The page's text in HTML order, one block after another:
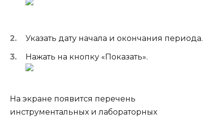
Указать дату начала и окончания периода.
Нажать на кнопку «Показать».
На экране появится перечень
инструментальных и лабораторных